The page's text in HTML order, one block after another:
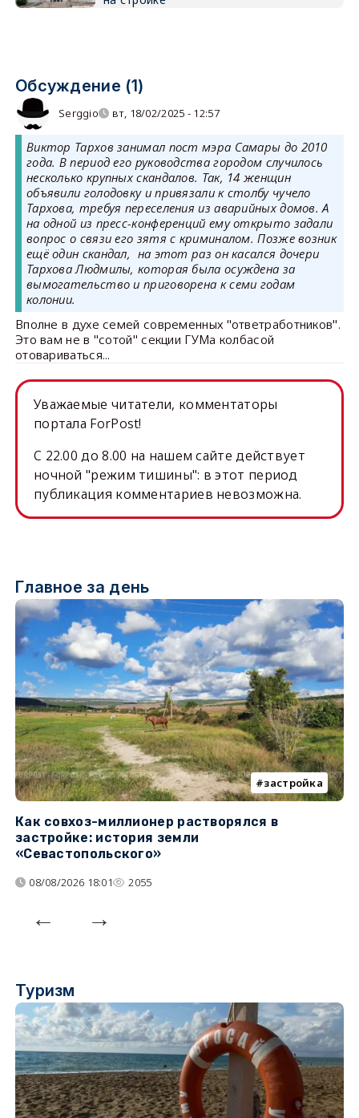
Обсуждение (1)
Serggio вт, 18/02/2025 - 12:57
Виктор Тархов занимал пост мэра Самары до 2010
года. В период его руководства городом случилось
несколько крупных скандалов. Так, 14 женщин
объявили голодовку и привязали к столбу чучело
Тархова, требуя переселения из аварийных домов. А
на одной из пресс-конференций ему открыто задали
вопрос о связи его зятя с криминалом. Позже возник
ещё один скандал, на этот раз он касался дочери
Тархова Людмилы, которая была осуждена за
вымогательство и приговорена к семи годам
колонии.
Вполне в духе семей современных "ответработников".
Это вам не в "сотой" секции ГУМа колбасой
отовариваться...
Уважаемые читатели, комментаторы
портала ForPost!
C 22.00 до 8.00 на нашем сайте действует
ночной "режим тишины": в этот период
публикация комментариев невозможна.
Главное за день
застройка
Как совхоз-миллионер растворялся в
застройке: история земли
«Севастопольского»
08/08/2026 18:01 2055
Туризм